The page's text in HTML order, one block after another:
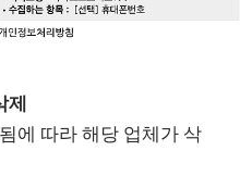
에 따라 해당 업체가 삭